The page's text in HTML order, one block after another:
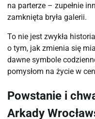
na parterze – zupełnie
zamknięta bryła galerii.
To nie jest zwykła
o tym, jak zmienia się
dawne symbole
pomysłom na życie w
Powstanie i
Arkady